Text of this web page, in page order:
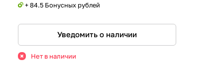
+ 84.5 Бонусных рублей
Уведомить о наличии
Нет в наличии